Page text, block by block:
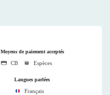
Moyens de paiement acceptés
CB Espèces
Langues parlées
Français